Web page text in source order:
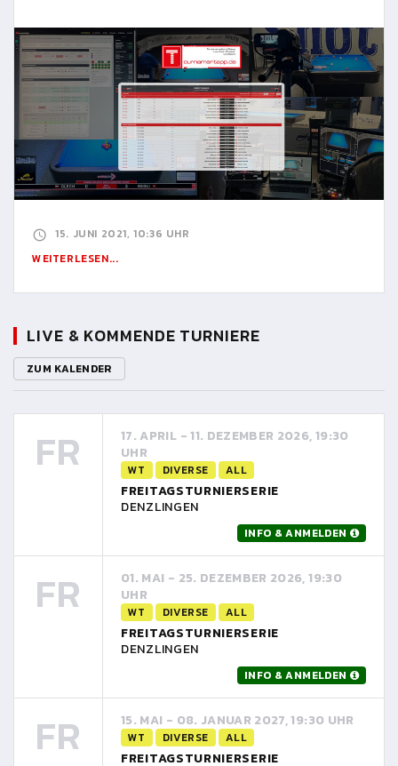
15. JUNI 2021, 10:36 UHR
WEITERLESEN...
LIVE & KOMMENDE TURNIERE
ZUM KALENDER
FR
17. APRIL - 11. DEZEMBER 2026, 19:30
UHR
WT DIVERSE ALL
FREITAGSTURNIERSERIE
DENZLINGEN
INFO & ANMELDEN
FR
01. MAI - 25. DEZEMBER 2026, 19:30
UHR
WT DIVERSE ALL
FREITAGSTURNIERSERIE
DENZLINGEN
INFO & ANMELDEN
FR 15. MAI - 08. JANUAR 2027, 19:30 UHR
WT DIVERSE ALL
FREITAGSTURNIERSERIE